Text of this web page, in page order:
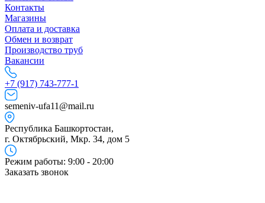
Контакты
Магазины
Оплата и доставка
Обмен и возврат
Производство труб
Вакансии
+7 (917) 743-777-1
semeniv-ufa11@mail.ru
Республика Башкортостан,
г. Октябрьский, Мкр. 34, дом 5
Режим работы: 9:00 - 20:00
Заказать звонок